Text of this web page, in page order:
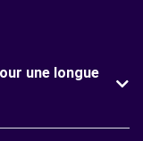
une longue